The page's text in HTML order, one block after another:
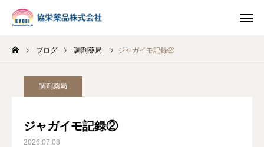
ブログ 調剤薬局 ジャガイモ記録②
調剤薬局
ジャガイモ記録②
2026.07.08
INSTAGRAM
HOME